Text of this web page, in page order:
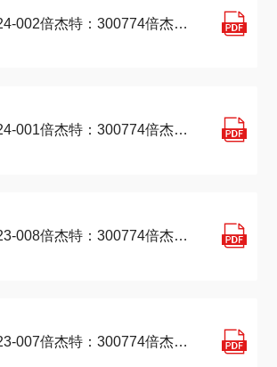
2024-002倍杰特：300774倍杰特投资者关系管理信息20240827 
2024-001倍杰特：300774倍杰特投资者关系管理信息20240822 
2023-008倍杰特：300774倍杰特投资者关系管理档案20231026 
2023-007倍杰特：300774倍杰特投资者关系管理档案20230829 